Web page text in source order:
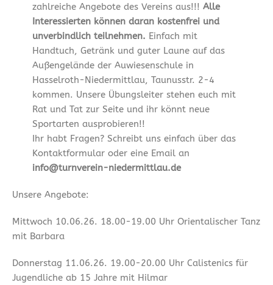
zahlreiche Angebote des Vereins aus!!! Alle
Interessierten können daran kostenfrei und
unverbindlich teilnehmen. Einfach mit
Handtuch, Getränk und guter Laune auf das
Außengelände der Auwiesenschule in
Hasselroth-Niedermittlau, Taunusstr. 2-4
kommen. Unsere Übungsleiter stehen euch mit
Rat und Tat zur Seite und ihr könnt neue
Sportarten ausprobieren!!
Ihr habt Fragen? Schreibt uns einfach über das
Kontaktformular oder eine Email an
info@turnverein-niedermittlau.de
Unsere Angebote:
Mittwoch 10.06.26. 18.00-19.00 Uhr Orientalischer Tanz
mit Barbara
Donnerstag 11.06.26. 19.00-20.00 Uhr Calistenics für
Jugendliche ab 15 Jahre mit Hilmar